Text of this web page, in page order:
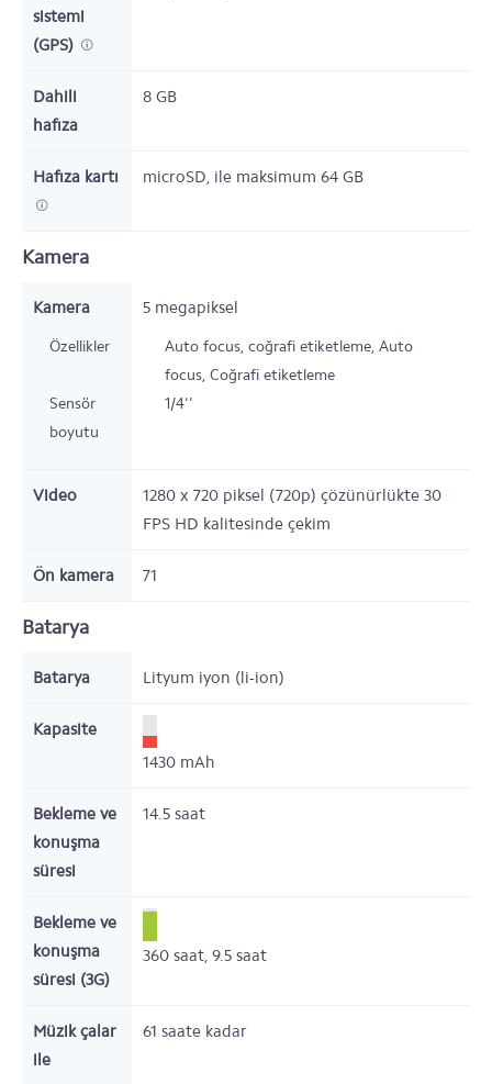
sistemi
(GPS)
Dahili
hafıza
8 GB
Hafıza kartı microSD, ile maksimum 64 GB
Kamera
Kamera 5 megapiksel
Özellikler Auto focus, coğrafi etiketleme, Auto
focus, Coğrafi etiketleme
Sensör
boyutu
1/4''
Video
1280 x 720 piksel (720p) çözünürlükte 30
FPS HD kalitesinde çekim
Ön kamera 71
Batarya
Batarya Lityum iyon (li-ion)
Kapasite
1430 mAh
Bekleme ve
konuşma
süresi
14.5 saat
Bekleme ve
konuşma
süresi (3G)
360 saat, 9.5 saat
Müzik çalar
ile
61 saate kadar